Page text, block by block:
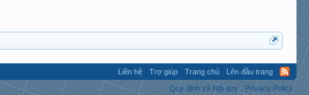
Liên hệ Trợ giúp Trang chủ
Lên đầu trang
Quy định và Nội quy
Privacy Policy